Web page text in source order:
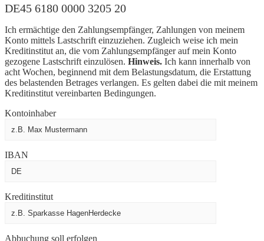
DE45 6180 0000 3205 20
Ich ermächtige den Zahlungsempfänger, Zahlungen von meinem
Konto mittels Lastschrift einzuziehen. Zugleich weise ich mein
Kreditinstitut an, die vom Zahlungsempfänger auf mein Konto
gezogene Lastschrift einzulösen. Hinweis. Ich kann innerhalb von
acht Wochen, beginnend mit dem Belastungsdatum, die Erstattung
des belastenden Betrages verlangen. Es gelten dabei die mit meinem
Kreditinstitut vereinbarten Bedingungen.
Kontoinhaber
IBAN
Kreditinstitut
Abbuchung soll erfolgen